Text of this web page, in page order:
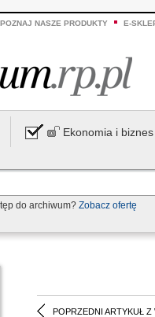
POZNAJ NASZE PRODUKTY E-
Ekonomia i biznes
do archiwum? Zobacz ofertę
POPRZEDNI ARTYKUŁ Z